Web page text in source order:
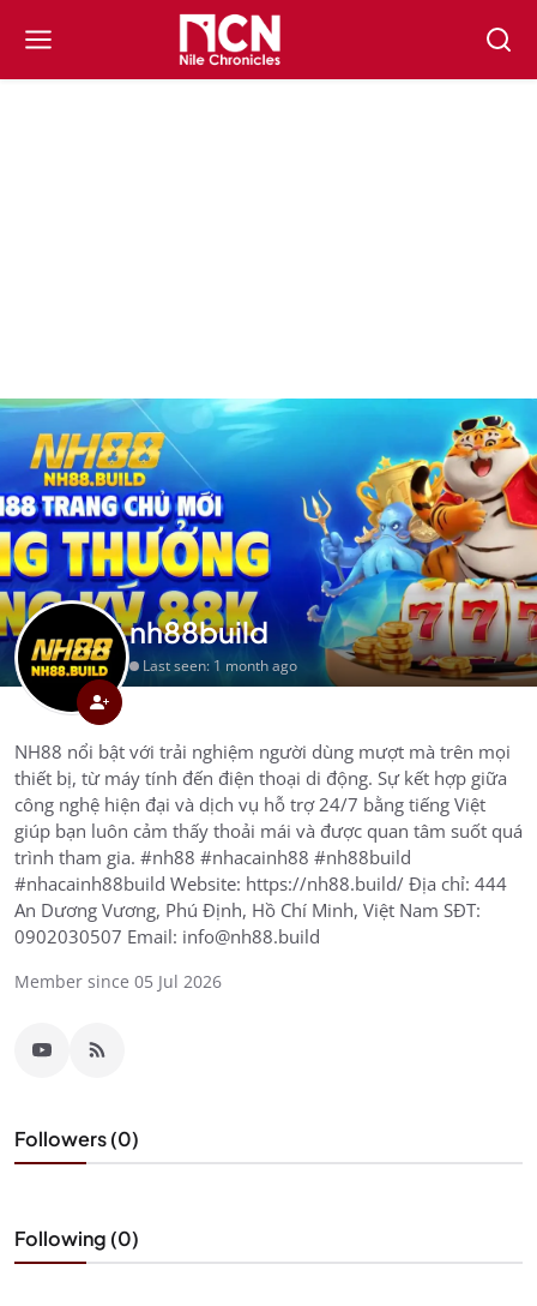
nh88build
Last seen: 1 month ago
NH88 nổi bật với trải nghiệm người dùng mượt mà trên mọi
thiết bị, từ máy tính đến điện thoại di động. Sự kết hợp giữa
công nghệ hiện đại và dịch vụ hỗ trợ 24/7 bằng tiếng Việt
giúp bạn luôn cảm thấy thoải mái và được quan tâm suốt quá
trình tham gia. #nh88 #nhacainh88 #nh88build
#nhacainh88build Website: https://nh88.build/ Địa chỉ: 444
An Dương Vương, Phú Định, Hồ Chí Minh, Việt Nam SĐT:
0902030507 Email: info@nh88.build
Member since 05 Jul 2026
Followers (0)
Following (0)